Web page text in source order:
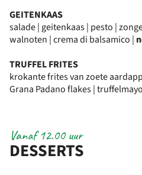
GEITENKAAS
salade | geitenkaas | pesto |
walnoten | crema di balsamico |
TRUFFEL FRITES
krokante frites van zoete
Grana Padano flakes |
DESSERTS
Vanaf 12.00 uur